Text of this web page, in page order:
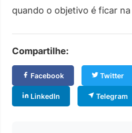
quando o objetivo é ficar
Compartilhe:
Facebook Twitter
LinkedIn Telegram